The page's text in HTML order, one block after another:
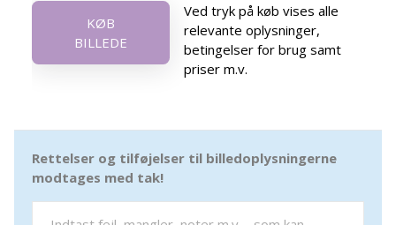
KØB
BILLEDE
Ved tryk på køb vises alle
relevante oplysninger,
betingelser for brug samt
priser m.v.
Rettelser og tilføjelser til billedoplysningerne
modtages med tak!